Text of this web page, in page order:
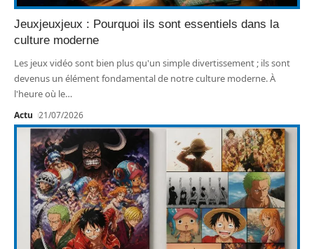
Jeuxjeuxjeux : Pourquoi ils sont essentiels dans la
culture moderne
Les jeux vidéo sont bien plus qu'un simple divertissement ; ils sont
devenus un élément fondamental de notre culture moderne. À
l'heure où le…
Actu 21/07/2026